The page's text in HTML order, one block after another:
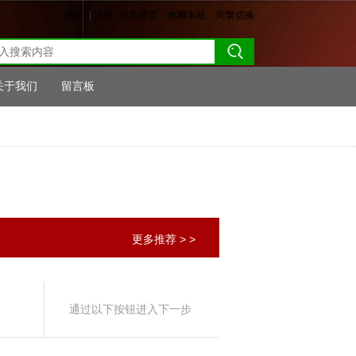
设为首页 收藏本站 简繁切换
于我们 留言板
更多推荐 > >
通过以下按钮进入下一步